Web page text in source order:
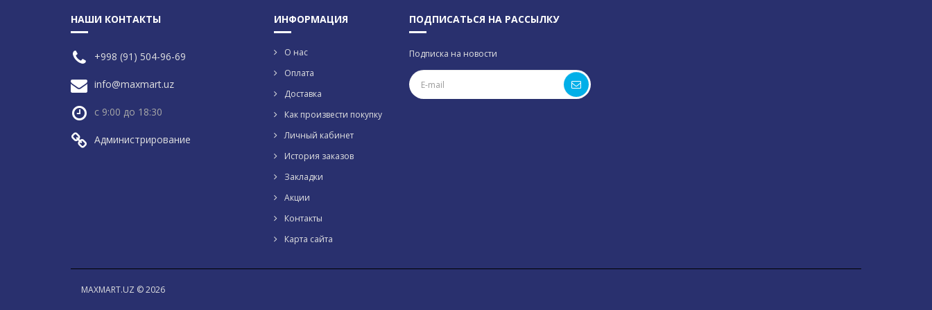
НАШИ КОНТАКТЫ
+998 (91) 504-96-69
info@maxmart.uz
с 9:00 до 18:30
Администрирование
ИНФОРМАЦИЯ
О нас
Оплата
Доставка
Как произвести покупку
Личный кабинет
История заказов
Закладки
Акции
Контакты
Карта сайта
ПОДПИСАТЬСЯ НА РАССЫЛКУ
Подписка на новости
MAXMART.UZ © 2026